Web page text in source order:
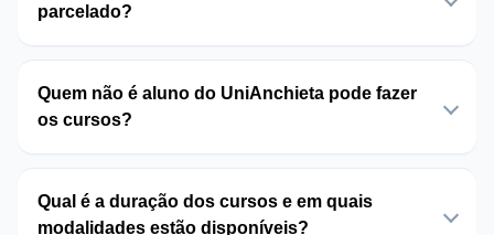
parcelado?
Quem não é aluno do UniAnchieta pode fazer
os cursos?
Qual é a duração dos cursos e em quais
modalidades estão disponíveis?